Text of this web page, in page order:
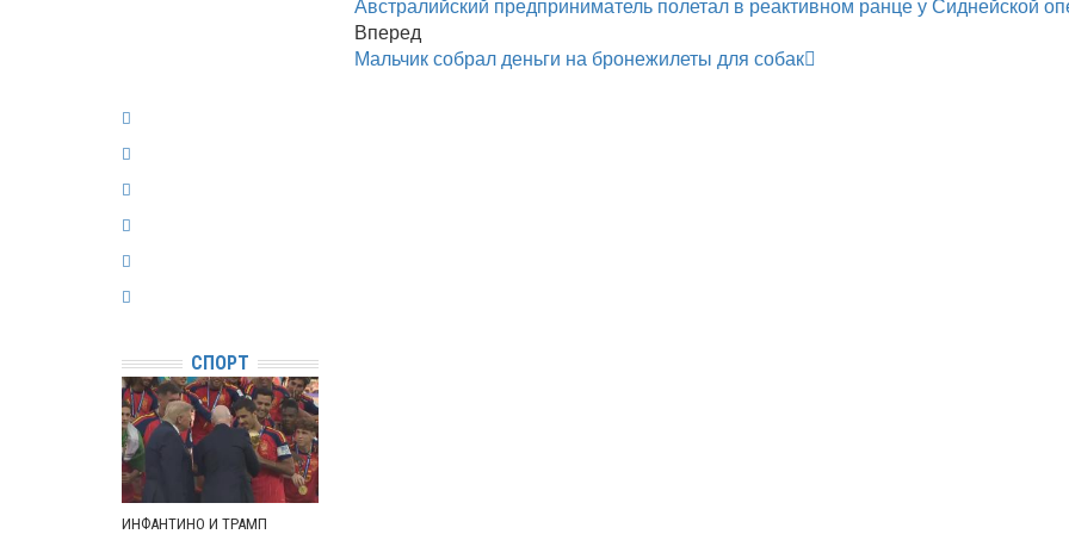
Австралийский предприниматель полетал в реактивном ранце у Сиднейской
Вперед
Мальчик собрал деньги на бронежилеты для собак
СПОРТ
ИНФАНТИНО И ТРАМП